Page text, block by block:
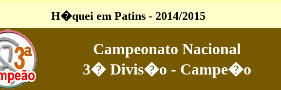
H�quei em Patins - 2014/2015
Campeonato Nacional
3� Divis�o - Campe�o